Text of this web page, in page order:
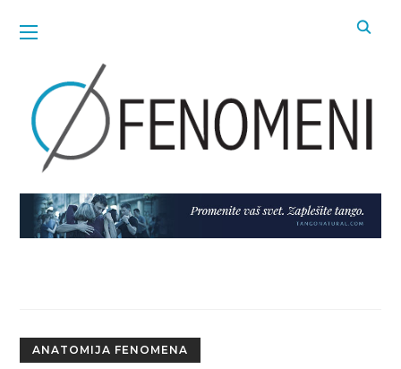
ANATOMIJA FENOMENA